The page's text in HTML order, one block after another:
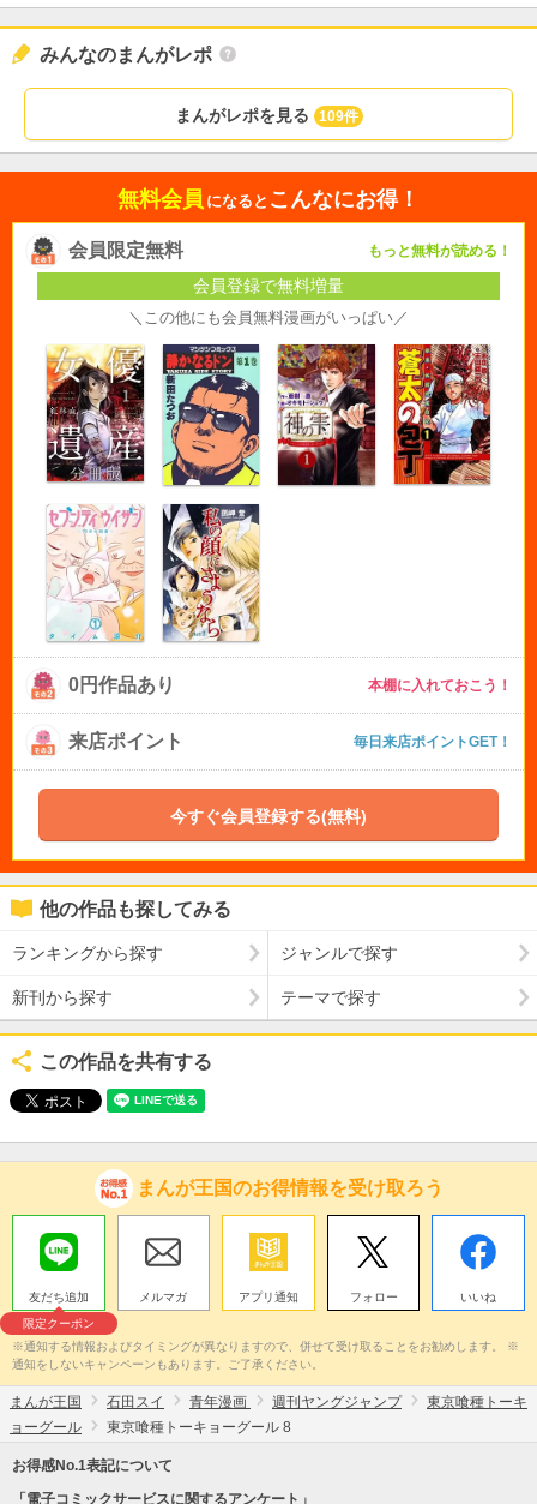
みんなのまんがレポ
まんがレポを見る 109件
無料会員 になると こんなにお得！
会員限定無料 もっと無料が読める！
会員登録で無料増量
＼この他にも会員無料漫画がいっぱい／
0円作品あり 本棚に入れておこう！
来店ポイント 毎日来店ポイントGET！
今すぐ会員登録する(無料)
他の作品も探してみる
ランキングから探す ジャンルで探す
新刊から探す テーマで探す
この作品を共有する
まんが王国のお得情報を受け取ろう
友だち追加
限定クーポン
メルマガ アプリ通知 フォロー いいね
※通知する情報およびタイミングが異なりますので、併せて受け取ることをお勧めします。 ※
通知をしないキャンペーンもあります。ご了承ください。
まんが王国 石田スイ 青年漫画 週刊ヤングジャンプ
東京喰種トーキ
ョーグール
東京喰種トーキョーグール 8
お得感No.1表記について
「電子コミックサービスに関するアンケート」